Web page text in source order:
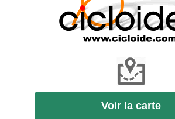
Voir la carte